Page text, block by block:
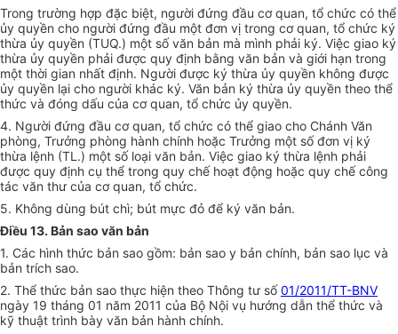
Trong trường hợp đặc biệt, người đứng đầu cơ quan, tổ chức có thể
ủy quyền cho người đứng đầu một đơn vị trong cơ quan, tổ chức ký
thừa ủy quyền (TUQ.) một số văn bản mà mình phải ký. Việc giao ký
thừa ủy quyền phải được quy định bằng văn bản và giới hạn trong
một thời gian nhất định. Người được ký thừa ủy quyền không được
ủy quyền lại cho người khác ký. Văn bản ký thừa ủy quyền theo thể
thức và đóng dấu của cơ quan, tổ chức ủy quyền.
4. Người đứng đầu cơ quan, tổ chức có thể giao cho Chánh Văn
phòng, Trưởng phòng hành chính hoặc Trưởng một số đơn vị ký
thừa lệnh (TL.) một số loại văn bản. Việc giao ký thừa lệnh phải
được quy định cụ thể trong quy chế hoạt động hoặc quy chếcông
tác văn thư của cơ quan, tổ chức.
5. Không dùng bút chì; bút mực đỏ để ký văn bản.
Điều 13. Bản sao văn bản
1. Các hình thức bản sao gồm: bản sao y bản chính, bản sao lục và
bản trích sao.
2. Thể thức bản sao thực hiện theo Thông tư số01/2011/TT-BNV
ngày 19 tháng 01 năm 2011 của Bộ Nội vụ hướng dẫn thể thức và
kỹ thuật trình bày văn bản hành chính.